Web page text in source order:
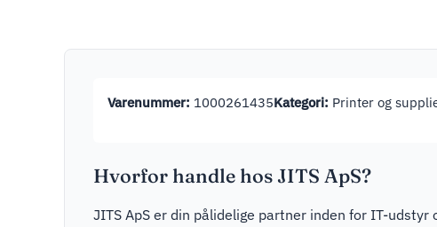
Varenummer: 1000261435Kategori: Printer og
Hvorfor handle hos JITS ApS?
JITS ApS er din pålidelige partner inden for IT-udstyr